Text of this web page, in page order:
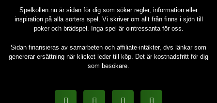
Spelkollen.nu är sidan för dig som söker regler, information eller
inspiration på alla sorters spel. Vi skriver om allt från finns i sjön till
poker och brädspel. Inga spel är ointressanta för oss.
Sidan finansieras av samarbeten och affiliate-intäkter, dvs länkar som
genererar ersättning när klicket leder till köp. Det är kostnadsfritt för dig
som besökare.